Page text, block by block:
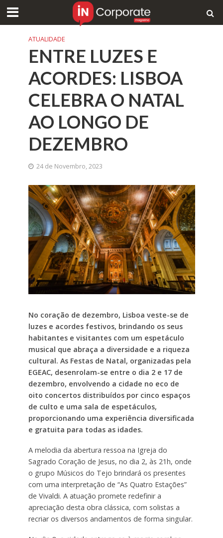
ATUALIDADE
ENTRE LUZES E
ACORDES: LISBOA
CELEBRA O NATAL
AO LONGO DE
DEZEMBRO
24 de Novembro, 2023
No coração de dezembro, Lisboa veste-se de
luzes e acordes festivos, brindando os seus
habitantes e visitantes com um espetáculo
musical que abraça a diversidade e a riqueza
cultural. As Festas de Natal, organizadas pela
EGEAC, desenrolam-se entre o dia 2 e 17 de
dezembro, envolvendo a cidade no eco de
oito concertos distribuídos por cinco espaços
de culto e uma sala de espetáculos,
proporcionando uma experiência diversificada
e gratuita para todas as idades.
A melodia da abertura ressoa na Igreja do
Sagrado Coração de Jesus, no dia 2, às 21h, onde
o grupo Músicos do Tejo brindará os presentes
com uma interpretação de “As Quatro Estações”
de Vivaldi. A atuação promete redefinir a
apreciação desta obra clássica, com solistas a
recriar os diversos andamentos de forma singular.